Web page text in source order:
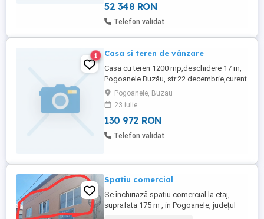
52 348 RON
Telefon validat
1 Casa si teren de vânzare
Casa cu teren 1200 mp,deschidere 17 m,
Pogoanele Buzău, str.22 decembrie,curent
electric,apa curenta și canalizare la poartă
stradal,in apropiere fostul Vinalcool, preț
25000 euro. Detalii la
Pogoanele, Buzau
23 iulie
130 972 RON
Telefon validat
Spatiu comercial
Se închiriază spatiu comercial la etaj,
suprafata 175 m , in Pogoanele, județul